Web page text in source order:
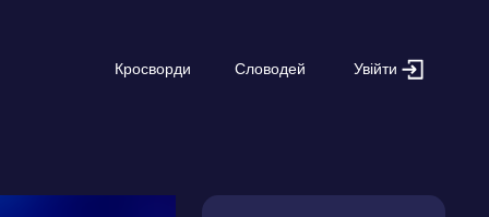
Кросворди Словодей Увійти